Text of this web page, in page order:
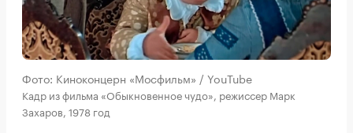
Фото: Киноконцерн «Мосфильм» / YouTube
Кадр из фильма «Обыкновенное чудо», режиссер Марк
Захаров, 1978 год